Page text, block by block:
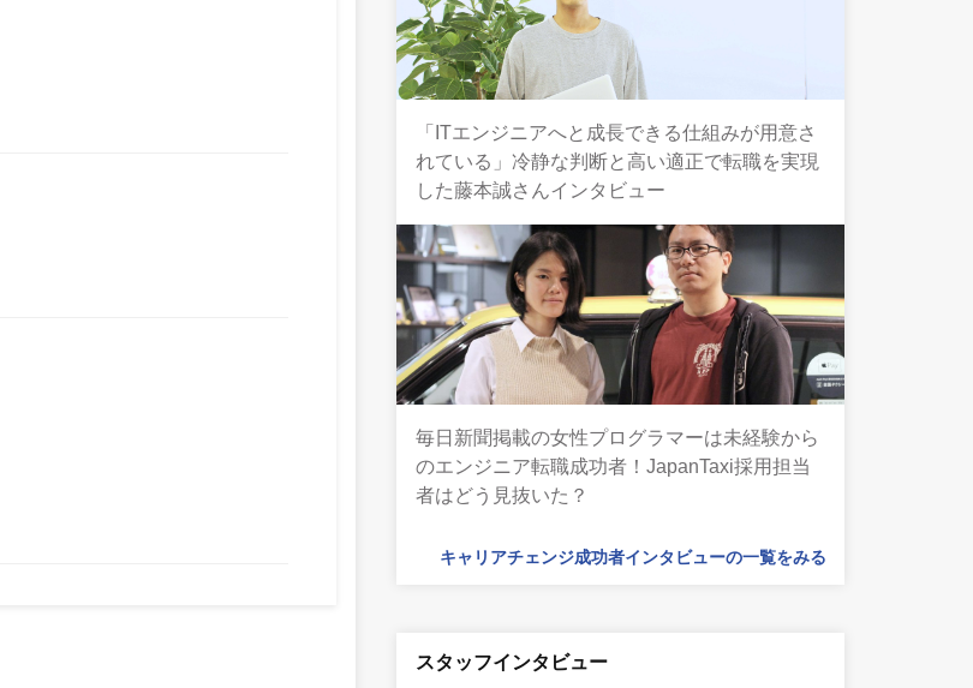
「ITエンジニアへと成長できる仕組みが用意さ
れている」冷静な判断と高い適正で転職を実現
した藤本誠さんインタビュー
毎日新聞掲載の女性プログラマーは未経験から
のエンジニア転職成功者！JapanTaxi採用担当
者はどう見抜いた？
キャリアチェンジ成功者インタビューの一覧をみる
スタッフインタビュー